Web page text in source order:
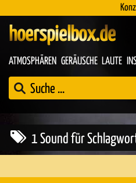
hoerspielbox.de
ATMOSPHÄREN GERÄUSCHE LAUTE
1 Sound für